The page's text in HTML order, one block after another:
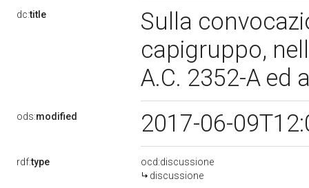
dc:title
Sulla
capigruppo,
A.C. 2352-A ed
ods:modified 2017-06-
rdf:type
ocd:discussione
discussione